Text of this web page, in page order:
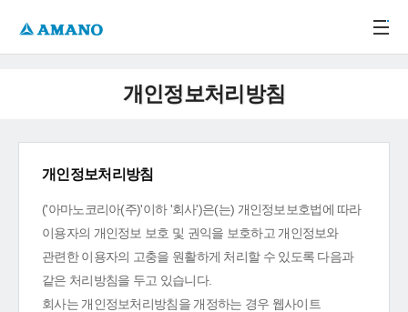
개인정보처리방침
개인정보처리방침
('아마노코리아(주)'이하 '회사')은(는) 개인정보보호법에 따라
이용자의 개인정보 보호 및 권익을 보호하고 개인정보와
관련한 이용자의 고충을 원활하게 처리할 수 있도록 다음과
같은 처리방침을 두고 있습니다.
회사는 개인정보처리방침을 개정하는 경우 웹사이트